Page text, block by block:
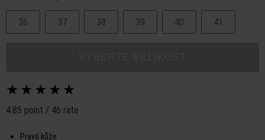
36 37 38 39 40 41
★ ★ ★ ★ ★
4.85 point / 46 rate
Pravá kůže